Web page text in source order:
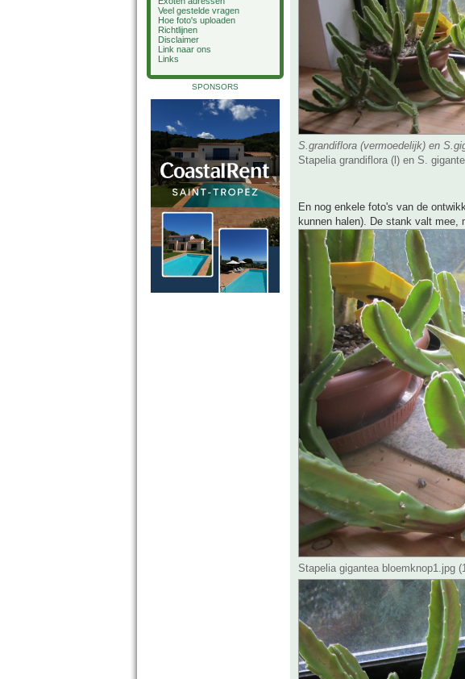
Veel gestelde vragen
Hoe foto's uploaden
Richtlijnen
Disclaimer
Link naar ons
Links
SPONSORS
S.grandiflora (vermoedelijk) en
Stapelia grandiflora (l) en S.
En nog enkele foto's van de
kunnen halen). De stank valt mee,
Stapelia gigantea bloemknop1.jpg